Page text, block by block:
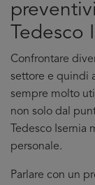
Tedesco
Confrontare
settore e quindi
sempre molto
non solo dal
Tedesco
personale.
Parlare con un